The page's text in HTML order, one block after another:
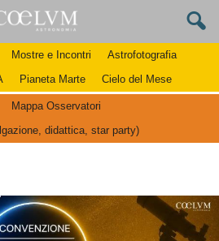
Mostre e Incontri
Astrofotografia
Pianeta Marte Cielo del Mese
Mappa Osservatori
didattica, star party)